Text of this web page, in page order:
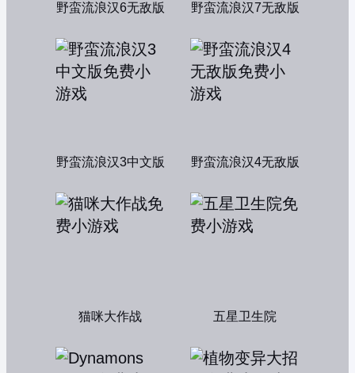
野蛮流浪汉6无敌版 野蛮流浪汉7无敌版
野蛮流浪汉3中文版 野蛮流浪汉4无敌版
猫咪大作战 五星卫生院